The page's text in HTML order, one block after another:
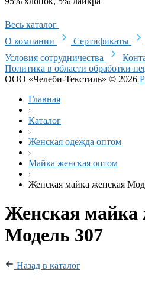
Весь каталог
О компании
Сертификаты
Условия сотрудничества
Политика в области обработки
ООО «Челеби-Текстиль» © 2026
Главная
Каталог
Женская одежда оптом
Майка женская оптом
Женская майка женская
Женская майка
Модель 307
Назад в каталог